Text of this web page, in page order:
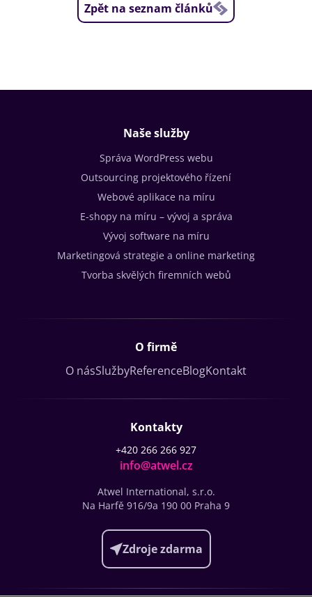
Zpět na seznam článků
Naše služby
Správa WordPress webu
Outsourcing projektového řízení
Webové aplikace na míru
E-shopy na míru – vývoj a správa
Vývoj software na míru
Marketingová strategie a online marketing
Tvorba skvělých firemních webů
O firmě
O násSlužbyReferenceBlogKontakt
Kontakty
+420 266 266 927
info@atwel.cz
Atwel International, s.r.o.
Na Harfě 916/9a 190 00 Praha 9
Zdroje zdarma